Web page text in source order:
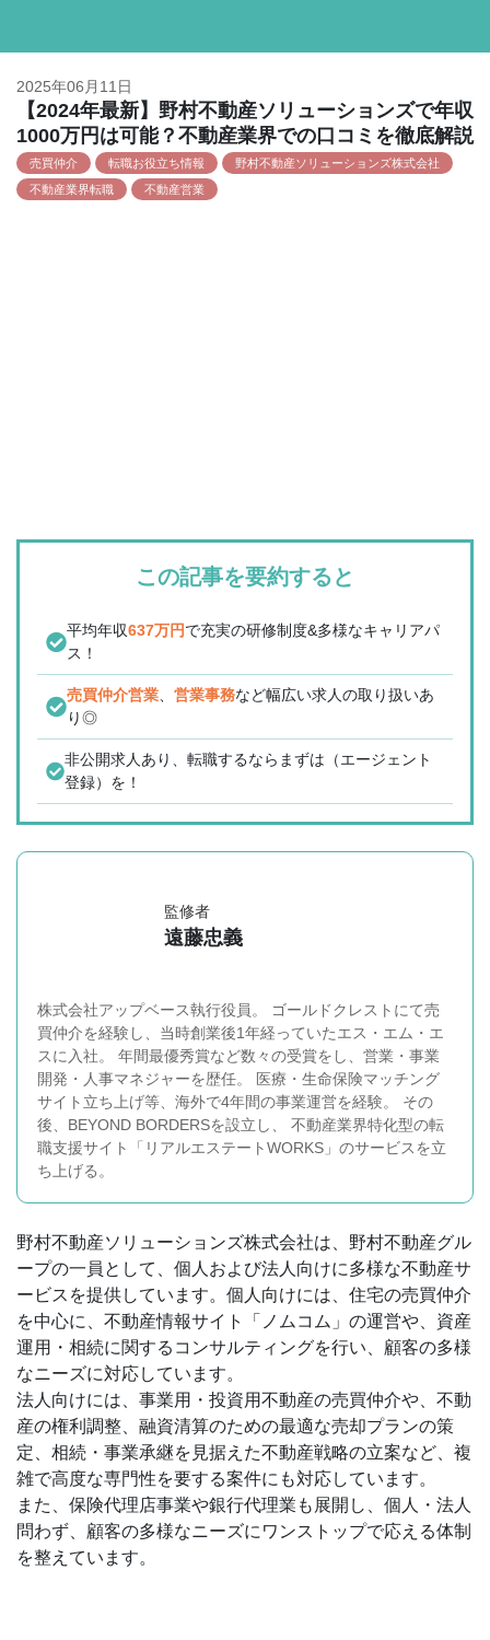
2025年06月11日
【2024年最新】野村不動産ソリューションズで年収
1000万円は可能？不動産業界での口コミを徹底解説
売買仲介 転職お役立ち情報
野村不動産ソリューションズ株式会社
不動産業界転職
不動産営業
この記事を要約すると
平均年収637万円で充実の研修制度&多様なキャリアパ
ス！
売買仲介営業、 営業事務など幅広い求人の取り扱いあ
り◎
非公開求人あり、転職するならまずは（エージェント
登録）を！
監修者
遠藤忠義
株式会社アップベース執行役員。 ゴールドクレストにて売
買仲介を経験し、当時創業後1年経っていたエス・エム・エ
スに入社。 年間最優秀賞など数々の受賞をし、営業・事業
開発・人事マネジャーを歴任。 医療・生命保険マッチング
サイト立ち上げ等、海外で4年間の事業運営を経験。 その
後、BEYOND BORDERSを設立し、 不動産業界特化型の転
職支援サイト「リアルエステートWORKS」のサービスを立
ち上げる。
野村不動産ソリューションズ株式会社は、野村不動産グル
ープの一員として、個人および法人向けに多様な不動産サ
ービスを提供しています。個人向けには、住宅の売買仲介
を中心に、不動産情報サイト「ノムコム」の運営や、資産
運用・相続に関するコンサルティングを行い、顧客の多様
なニーズに対応しています。
法人向けには、事業用・投資用不動産の売買仲介や、不動
産の権利調整、融資清算のための最適な売却プランの策
定、相続・事業承継を見据えた不動産戦略の立案など、複
雑で高度な専門性を要する案件にも対応しています。
また、保険代理店事業や銀行代理業も展開し、個人・法人
問わず、顧客の多様なニーズにワンストップで応える体制
を整えています。